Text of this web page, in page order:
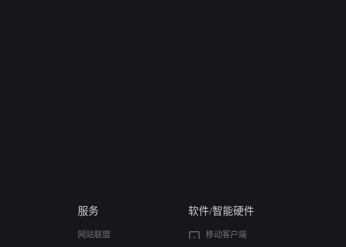
服务
网站联盟
软件/智能硬件
移动客户端